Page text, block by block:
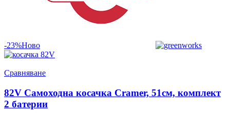
-23%Ново
Сравняване
82V Самоходна косачка Cramer, 51см, комплект
2 батерии